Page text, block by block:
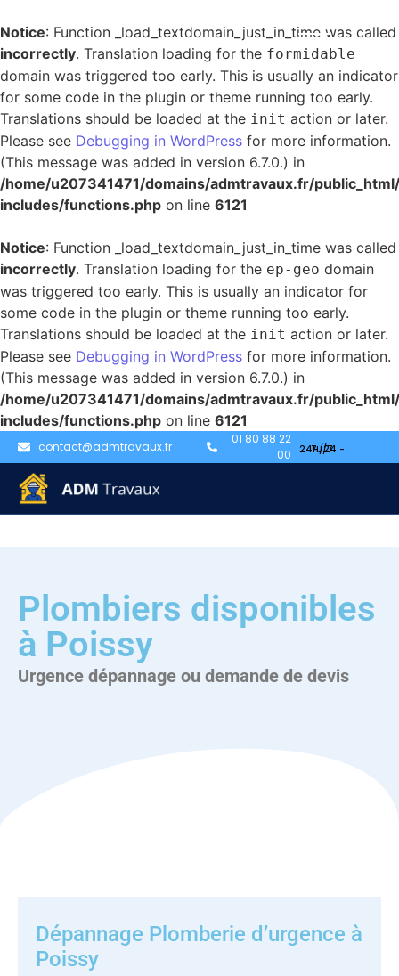
Notice: Function _load_textdomain_just_in_time was called
incorrectly. Translation loading for the formidable
domain was triggered too early. This is usually an indicator
for some code in the plugin or theme running too early.
Translations should be loaded at the init action or later.
Please see Debugging in WordPress for more information.
(This message was added in version 6.7.0.) in
/home/u207341471/domains/admtravaux.fr/
includes/functions.php on line 6121
Notice: Function _load_textdomain_just_in_time was called
incorrectly. Translation loading for the ep-geo domain
was triggered too early. This is usually an indicator for
some code in the plugin or theme running too early.
Translations should be loaded at the init action or later.
Please see Debugging in WordPress for more information.
(This message was added in version 6.7.0.) in
/home/u207341471/domains/admtravaux.fr/
includes/functions.php on line 6121
contact@admtravaux.fr
01 80 88 22
00
Plombiers disponibles
à Poissy
Urgence dépannage ou demande de devis
Dépannage Plomberie d’urgence à
Poissy